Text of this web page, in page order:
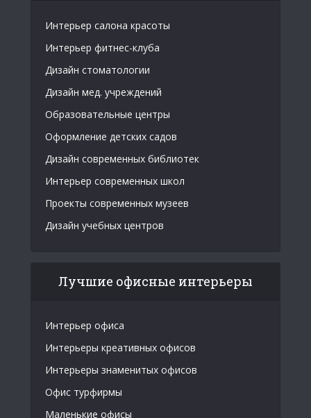
Интерьер салона красоты
Интерьер фитнес-клуба
Дизайн стоматологии
Дизайн мед. учреждений
Образовательные центры
Оформление детских садов
Дизайн современных библиотек
Интерьер современных школ
Проекты современных музеев
Дизайн учебных центров
Лучшие офисные интерьеры
Интерьер офиса
Интерьеры креативных офисов
Интерьеры знаменитых офисов
Офис турфирмы
Маленькие офисы